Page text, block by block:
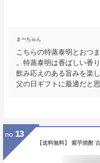
まーちゅん
こちらの特蒸泰明とおつ
。特蒸泰明は香ばしい香
飲み応えのある旨みを楽
父の日ギフトに最適だと思
no. 13